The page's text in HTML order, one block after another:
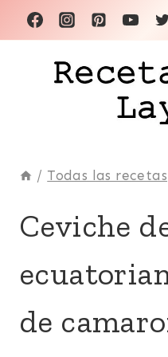
Saltar
al
contenido
/ Todas las recetas
NUEVO
|
ECUADOR
Ceviche
de